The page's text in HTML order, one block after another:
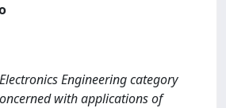
Engineering category
with applications of